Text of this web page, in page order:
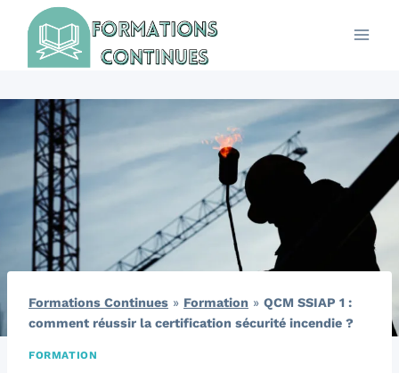
contenu
Formations Continues » Formation » QCM SSIAP 1 :
comment réussir la certification sécurité incendie ?
FORMATION